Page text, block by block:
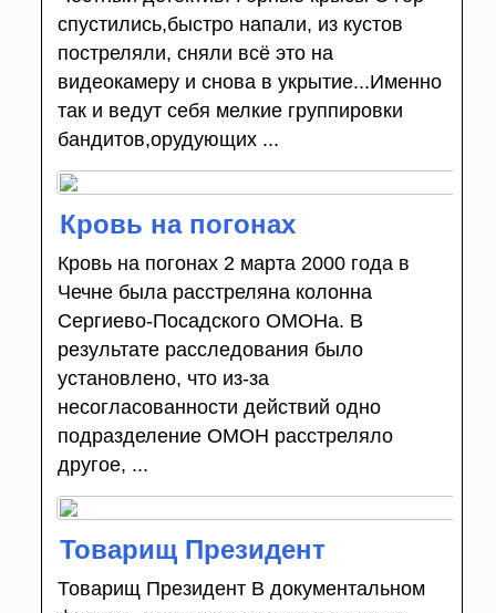
спустились,быстро напали, из кустов
постреляли, сняли всё это на
видеокамеру и снова в укрытие...Именно
так и ведут себя мелкие группировки
бандитов,орудующих ...
Кровь на погонах
Кровь на погонах 2 марта 2000 года в
Чечне была расстреляна колонна
Сергиево-Посадского ОМОНа. В
результате расследования было
установлено, что из-за
несогласованности действий одно
подразделение ОМОН расстреляло
другое, ...
Товарищ Президент
Товарищ Президент В документальном